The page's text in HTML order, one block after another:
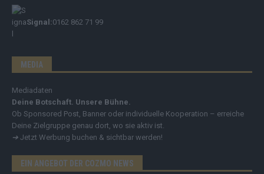
Signal:0162 862 71 99
MEDIA
Mediadaten
Deine Botschaft. Unsere Bühne.
Ob Sponsored Post, Banner oder individuelle Kooperation – erreiche
Deine Zielgruppe genau dort, wo sie aktiv ist.
➔ Jetzt Werbung buchen & sichtbar werden!
EIN ANGEBOT DER COZMO NEWS